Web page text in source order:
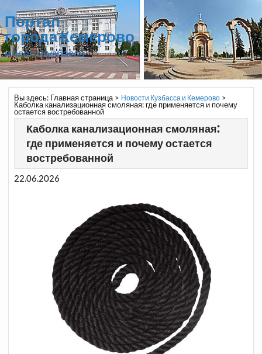
Портал
города Кемерово
и всего Кузбасса
Вы здесь: Главная страница> Новости Кузбасса и Кемерово>
Каболка канализационная смоляная: где применяется и почему
остается востребованной
Каболка канализационная смоляная:
где применяется и почему остается
востребованной
22.06.2026